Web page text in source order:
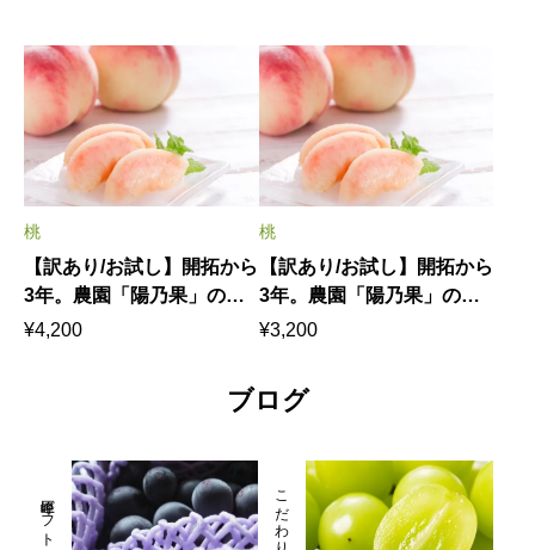
桃
【訳あり/お試し】開拓から
3年。農園「陽乃果」の若
木が実らせた、初めての
¥4,200
桃
【訳あり/お試し】開拓から
3年。農園「陽乃果」の若
木が実らせた、初めての
¥3,200
ブログ
巨峰ギフト こだわり